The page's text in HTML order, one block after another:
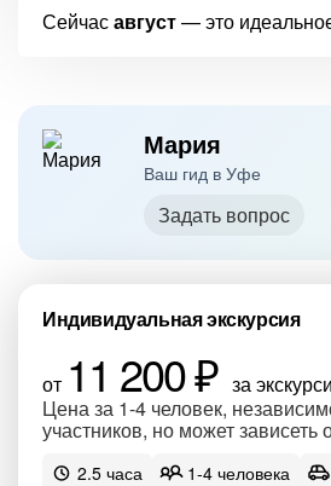
Сейчасавгуст— это
Мария
Ваш гид в Уфе
Задать вопрос
Индивидуальная экскурсия
от 11 200 ₽ за
Цена за 1-4 человек,
участников, но может зависеть
2.5 часа 1-4 человека